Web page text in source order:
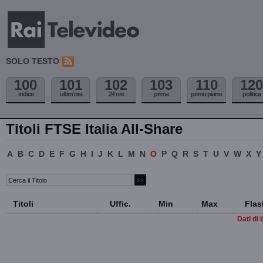
SOLO TESTO
100
indice
101
ultim'ora
102
24 ore
103
prima
110
primo piano
120
politica
Titoli FTSE Italia All-Share
A B C D E F G H I J K L M N O P Q R S T U V W X Y
Titoli Uffic. Min Max
Dati di